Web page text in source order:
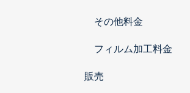
その他料金
フィルム加工料金
販売